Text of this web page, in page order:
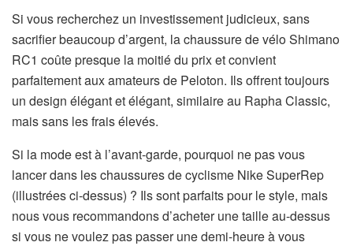
Si vous recherchez un investissement judicieux, sans
sacrifier beaucoup d’argent, la chaussure de vélo Shimano
RC1 coûte presque la moitié du prix et convient
parfaitement aux amateurs de Peloton. Ils offrent toujours
un design élégant et élégant, similaire au Rapha Classic,
mais sans les frais élevés.
Si la mode est à l’avant-garde, pourquoi ne pas vous
lancer dans les chaussures de cyclisme Nike SuperRep
(illustrées ci-dessus) ? Ils sont parfaits pour le style, mais
nous vous recommandons d’acheter une taille au-dessus
si vous ne voulez pas passer une demi-heure à vous